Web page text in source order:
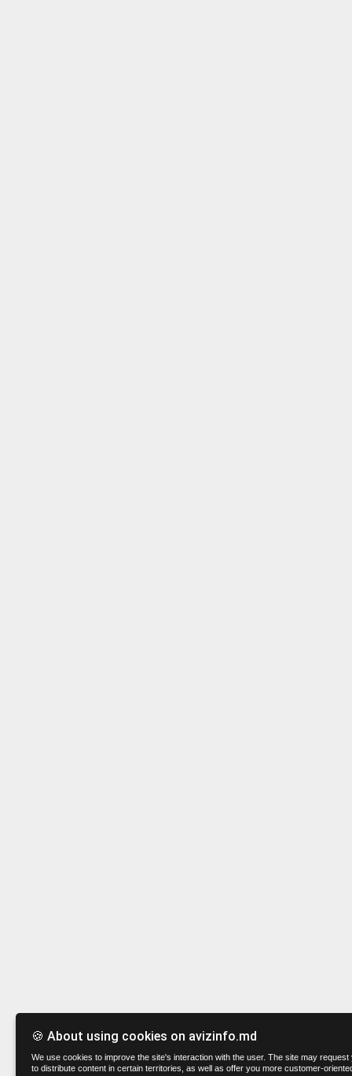
🍪 About using cookies on avizinfo.md
We use cookies to improve the site's interaction with the user. The site may
to distribute content in certain territories, as well as offer you more customer-